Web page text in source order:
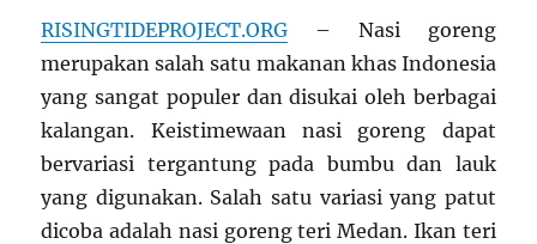
RISINGTIDEPROJECT.ORG – Nasi goreng
merupakan salah satu makanan khas Indonesia
yang sangat populer dan disukai oleh berbagai
kalangan. Keistimewaan nasi goreng dapat
bervariasi tergantung pada bumbu dan lauk
yang digunakan. Salah satu variasi yang patut
dicoba adalah nasi goreng teri Medan. Ikan teri